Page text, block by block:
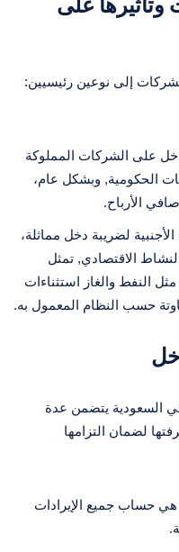
إلى نوعين رئيسيين:
على الشركات المملوكة
الحكومية, وبشكل عام،
لضريبة دخل مماثلة،
الاقتصادي, تمثل
النفط والغاز استثناءات
حسب النظام المعمول به.
السعودية يتضمن عدة
لضمان التزامها
حساب جميع الإيرادات